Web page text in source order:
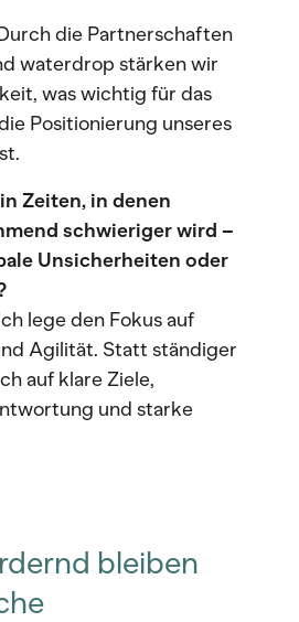
die Partnerschaften
waterdrop stärken wir
was wichtig für das
Positionierung unseres
Zeiten, in denen
schwieriger wird –
Unsicherheiten oder
lege den Fokus auf
Agilität. Statt ständiger
auf klare Ziele,
und starke
bleiben